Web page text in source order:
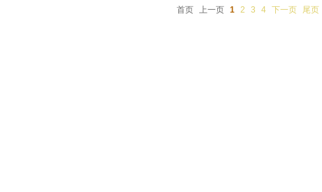
首页 上一页 1 2 3 4 下一页 尾页